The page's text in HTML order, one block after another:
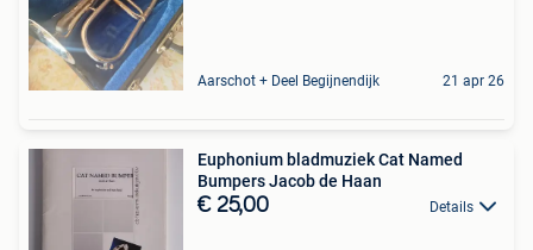
Aarschot + Deel Begijnendijk 21 apr 26
Euphonium bladmuziek Cat Named
Bumpers Jacob de Haan
€ 25,00 Details